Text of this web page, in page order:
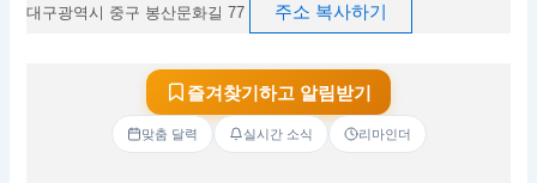
대구광역시 중구 봉산문화길 77 주소 복사하기
즐겨찾기하고 알림받기
맞춤 달력 실시간 소식 리마인더